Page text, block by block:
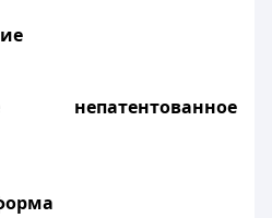
непатентованное